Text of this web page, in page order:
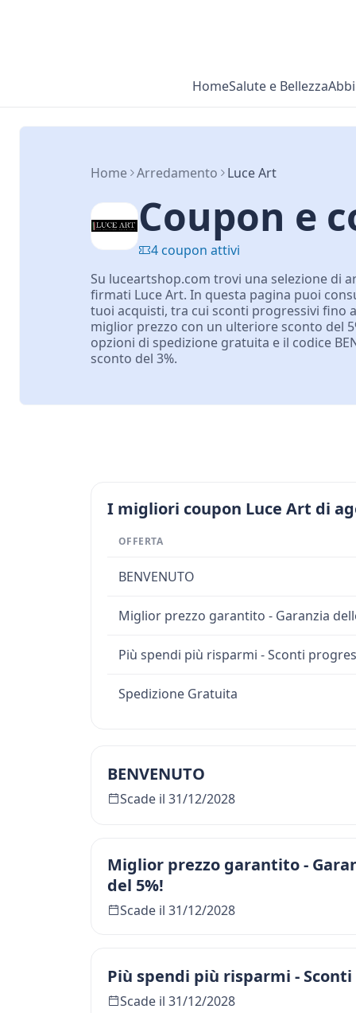
HomeSalute e Bellezza
Home Arredamento Luce Art
Coupon e
4 coupon attivi
Su luceartshop.com trovi una selezione di
firmati Luce Art. In questa pagina puoi
tuoi acquisti, tra cui sconti progressivi fino
miglior prezzo con un ulteriore sconto del
opzioni di spedizione gratuita e il codice
sconto del 3%.
I migliori coupon Luce Art di
OFFERTA
BENVENUTO
Miglior prezzo garantito - Garanzia
Più spendi più risparmi - Sconti
Spedizione Gratuita
BENVENUTO
Scade il 31/12/2028
Miglior prezzo garantito -
del 5%!
Scade il 31/12/2028
Più spendi più risparmi -
Scade il 31/12/2028